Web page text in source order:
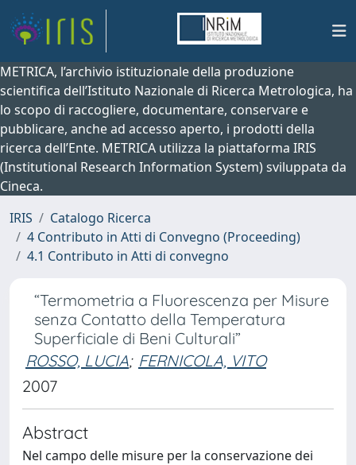
METRICA, l’archivio istituzionale della produzione
scientifica dell’Istituto Nazionale di Ricerca Metrologica, ha
lo scopo di raccogliere, documentare, conservare e
pubblicare, anche ad accesso aperto, i prodotti della
ricerca dell’Ente. METRICA utilizza la piattaforma IRIS
(Institutional Research Information System) sviluppata da
Cineca.
IRIS
Catalogo Ricerca
4 Contributo in Atti di Convegno (Proceeding)
4.1 Contributo in Atti di convegno
“Termometria a Fluorescenza per Misure
senza Contatto della Temperatura
Superficiale di Beni Culturali”
ROSSO, LUCIA; FERNICOLA, VITO
2007
Abstract
Nel campo delle misure per la conservazione dei